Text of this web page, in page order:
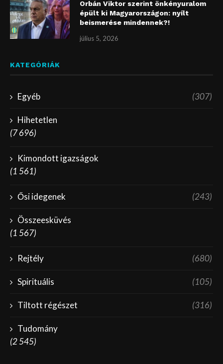
Orbán Viktor szerint önkényuralom
épült ki Magyarországon: nyílt
beismerése mindennek?!
július 5, 2026
KATEGÓRIÁK
Egyéb (307)
Hihetetlen
(7 696)
Kimondott igazságok
(1 561)
Ősi idegenek (243)
Összeesküvés
(1 567)
Rejtély (680)
Spirituális (105)
Tiltott régészet (316)
Tudomány
(2 545)